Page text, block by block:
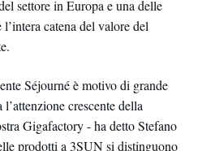
settore in Europa e una delle
catena del valore del
Séjourné è motivo di grande
crescente della
Gigafactory - ha detto Stefano
prodotti a 3SUN si distinguono